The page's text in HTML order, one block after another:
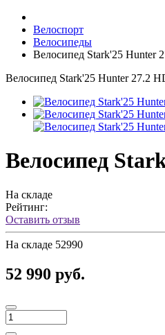
Велоспорт
Велосипеды
Велосипед Stark'25 Hunter
Велосипед Stark'25 Hunter 27.2
Велосипед
На складе
Рейтинг:
Оставить отзыв
На складе 52990
52 990 руб.